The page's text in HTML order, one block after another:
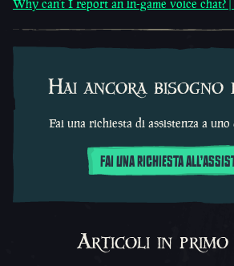
Why can’t I report an in-game voice chat?
Hai ancora
Fai una richiesta di assistenza a
FAI UNA RICHIESTA
Articoli in primo